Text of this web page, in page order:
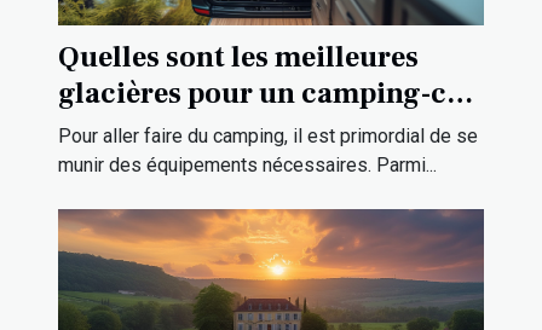
Quelles sont les meilleures
glacières pour un camping-car
?
Pour aller faire du camping, il est primordial de se
munir des équipements nécessaires. Parmi...